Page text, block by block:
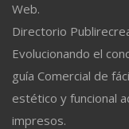
Web.
Directorio
Evolucionando el
guía Comercial de
estético y funcional
impresos.